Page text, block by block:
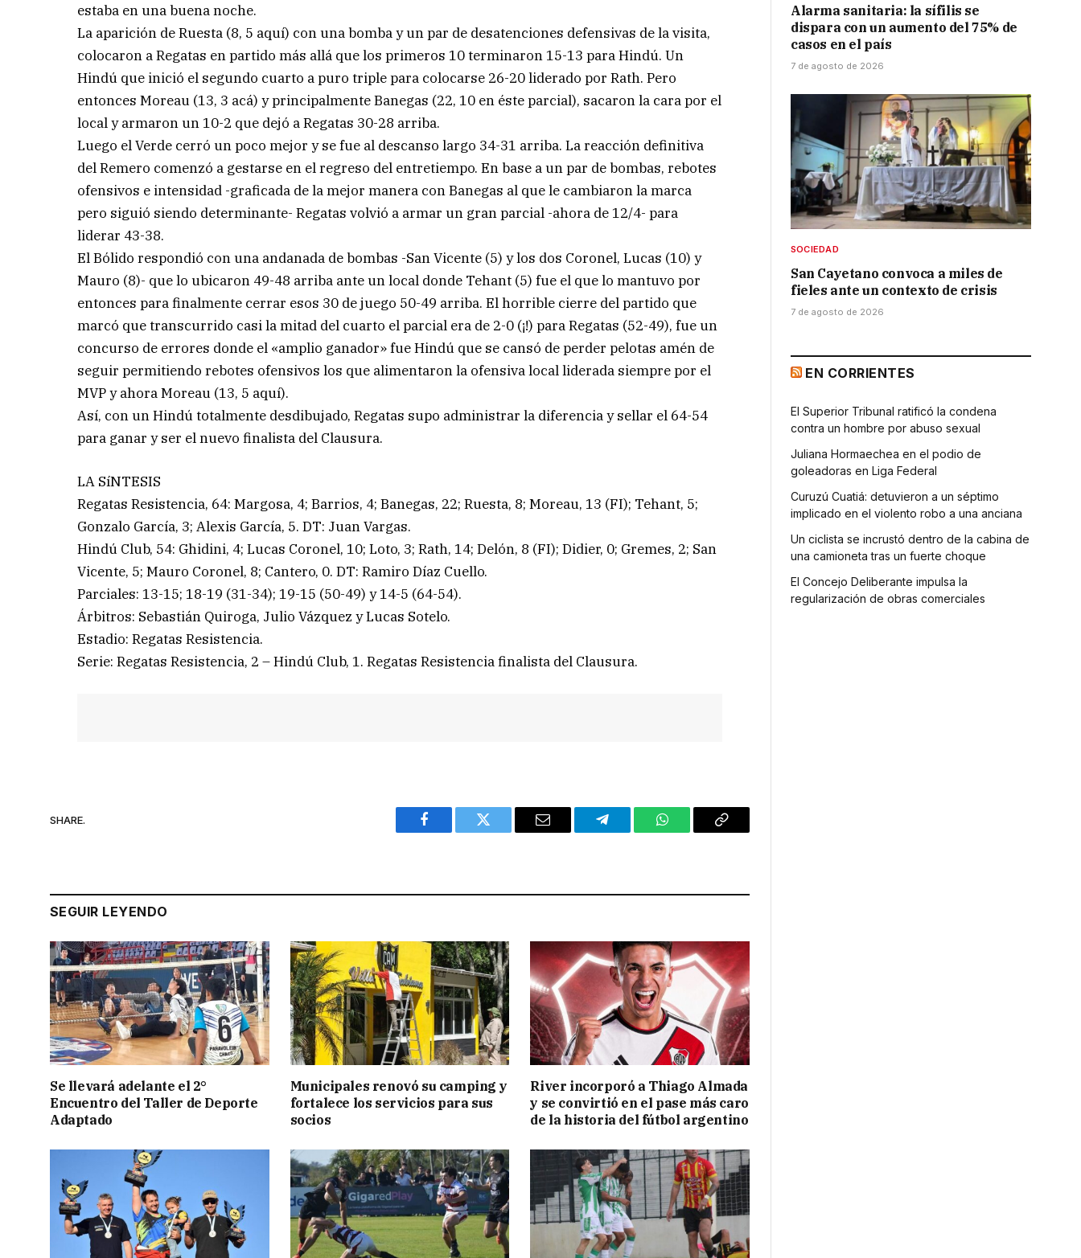
estaba en una buena noche.
La aparición de Ruesta (8, 5 aquí) con una bomba y un par de desatenciones defensivas de la visita,
colocaron a Regatas en partido más allá que los primeros 10 terminaron 15-13 para Hindú. Un
Hindú que inició el segundo cuarto a puro triple para colocarse 26-20 liderado por Rath. Pero
entonces Moreau (13, 3 acá) y principalmente Banegas (22, 10 en éste parcial), sacaron la cara por el
local y armaron un 10-2 que dejó a Regatas 30-28 arriba.
Luego el Verde cerró un poco mejor y se fue al descanso largo 34-31 arriba. La reacción definitiva
del Remero comenzó a gestarse en el regreso del entretiempo. En base a un par de bombas, rebotes
ofensivos e intensidad -graficada de la mejor manera con Banegas al que le cambiaron la marca
pero siguió siendo determinante- Regatas volvió a armar un gran parcial -ahora de 12/4- para
liderar 43-38.
El Bólido respondió con una andanada de bombas -San Vicente (5) y los dos Coronel, Lucas (10) y
Mauro (8)- que lo ubicaron 49-48 arriba ante un local donde Tehant (5) fue el que lo mantuvo por
entonces para finalmente cerrar esos 30 de juego 50-49 arriba. El horrible cierre del partido que
marcó que transcurrido casi la mitad del cuarto el parcial era de 2-0 (¡!) para Regatas (52-49), fue un
concurso de errores donde el «amplio ganador» fue Hindú que se cansó de perder pelotas amén de
seguir permitiendo rebotes ofensivos los que alimentaron la ofensiva local liderada siempre por el
MVP y ahora Moreau (13, 5 aquí).
Así, con un Hindú totalmente desdibujado, Regatas supo administrar la diferencia y sellar el 64-54
para ganar y ser el nuevo finalista del Clausura.
LA SíNTESIS
Regatas Resistencia, 64: Margosa, 4; Barrios, 4; Banegas, 22; Ruesta, 8; Moreau, 13 (FI); Tehant, 5;
Gonzalo García, 3; Alexis García, 5. DT: Juan Vargas.
Hindú Club, 54: Ghidini, 4; Lucas Coronel, 10; Loto, 3; Rath, 14; Delón, 8 (FI); Didier, 0; Gremes, 2; San
Vicente, 5; Mauro Coronel, 8; Cantero, 0. DT: Ramiro Díaz Cuello.
Parciales: 13-15; 18-19 (31-34); 19-15 (50-49) y 14-5 (64-54).
Árbitros: Sebastián Quiroga, Julio Vázquez y Lucas Sotelo.
Estadio: Regatas Resistencia.
Serie: Regatas Resistencia, 2 – Hindú Club, 1. Regatas Resistencia finalista del Clausura.
SHARE.
Facebook Twitter Email Telegram WhatsAppCopy
SEGUIR LEYENDO
Se llevará adelante el 2°
Encuentro del Taller de Deporte
Adaptado
Municipales renovó su camping y
fortalece los servicios para sus
socios
River incorporó a Thiago Almada
y se convirtió en el pase más caro
de la historia del fútbol argentino
Alarma sanitaria: la sífilis se
dispara con un aumento del 75% de
casos en el país
7 de agosto de 2026
SOCIEDAD
San Cayetano convoca a miles de
fieles ante un contexto de crisis
7 de agosto de 2026
EN CORRIENTES
El Superior Tribunal ratificó la condena
contra un hombre por abuso sexual
Juliana Hormaechea en el podio de
goleadoras en Liga Federal
Curuzú Cuatiá: detuvieron a un séptimo
implicado en el violento robo a una anciana
Un ciclista se incrustó dentro de la cabina de
una camioneta tras un fuerte choque
El Concejo Deliberante impulsa la
regularización de obras comerciales